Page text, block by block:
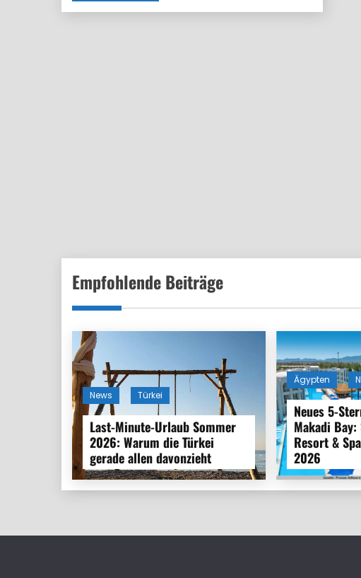
Empfohlende Beiträge
News Türkei
Last-Minute-Urlaub Sommer
2026: Warum die Türkei
gerade allen davonzieht
Ägypten
Neues 5-
Makadi
Resort &
2026